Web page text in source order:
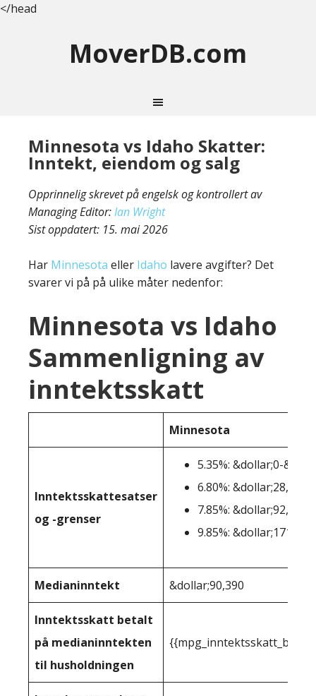
</head
MoverDB.com
Minnesota vs Idaho Skatter:
Inntekt, eiendom og salg
Opprinnelig skrevet på engelsk og kontrollert av
Managing Editor:Ian Wright
Sist oppdatert: 15. mai 2026
Har Minnesota eller Idaho lavere avgifter? Det
svarer vi på på ulike måter nedenfor:
Minnesota vs Idaho
Sammenligning av
inntektsskatt
Minnesota
Inntektsskattesatser
og -grenser
5.35%: &dollar;0-
6.80%:
7.85%:
9.85%:
Medianinntekt &dollar;90,390
Inntektsskatt betalt
på medianinntekten
til husholdningen